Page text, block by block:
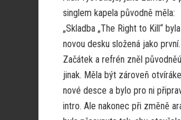
singlem kapela původně měla:
„Skladba „The Right to Kill“
novou desku složená jako první.
Začátek a refrén zněl
jinak. Měla být zároveň
nové desce a bylo pro ni
intro. Ale nakonec při změně